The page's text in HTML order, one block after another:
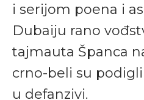
i serijom poena i
Dubaiju rano
tajmauta Španca
crno-beli su
u defanzivi.